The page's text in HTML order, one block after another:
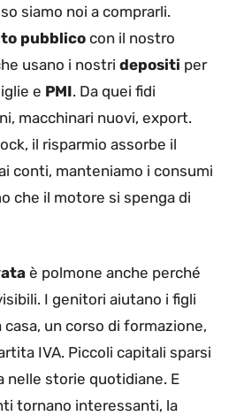
siamo noi a comprarli.
pubblicocon il nostro
usano i nostri depositi per
e PMI. Da quei fidi
macchinari nuovi, export.
il risparmio assorbe il
conti, manteniamo i consumi
che il motore si spenga di
è polmone anche perché
I genitori aiutano i figli
casa, un corso di formazione,
IVA. Piccoli capitali sparsi
nelle storie quotidiane. E
tornano interessanti, la